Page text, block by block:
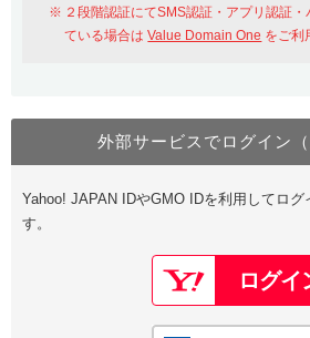
２段階認証にてSMS認証・アプリ認証
ている場合はValue Domain One をご利
外部サービスでログイン（
Yahoo! JAPAN IDやGMO IDを利用してログ
す。